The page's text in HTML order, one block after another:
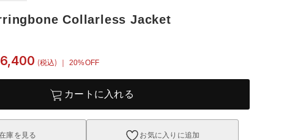
Collarless Jacket
(税込) ｜ 20%OFF
カートに入れる
庫を見る お気に入りに追加